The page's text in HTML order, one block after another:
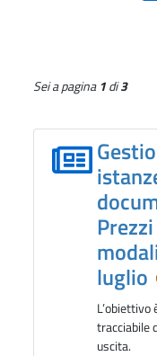
Sei a pagina 1di3
luglio
tracciabile
uscita.